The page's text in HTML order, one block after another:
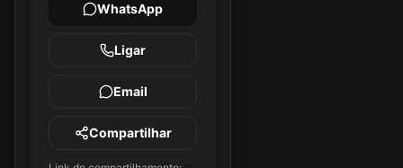
WhatsApp
Ligar
Email
Compartilhar